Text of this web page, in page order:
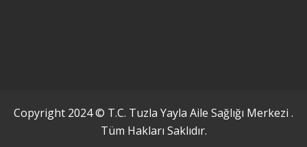
Copyright 2024 © T.C. Tuzla Yayla Aile Sağlığı Merkezi .
Tüm Hakları Saklıdır.